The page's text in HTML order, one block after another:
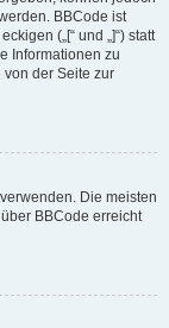
BBCode ist
(„[“ und „]“) statt
Informationen zu
der Seite zur
Die meisten
BBCode erreicht